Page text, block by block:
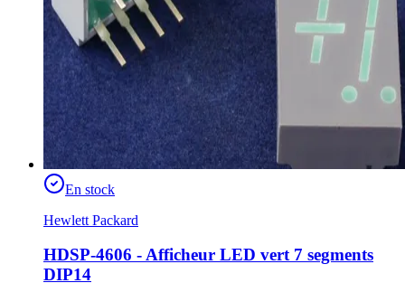
En stock
Hewlett Packard
HDSP-4606 - Afficheur LED vert 7 segments
DIP14